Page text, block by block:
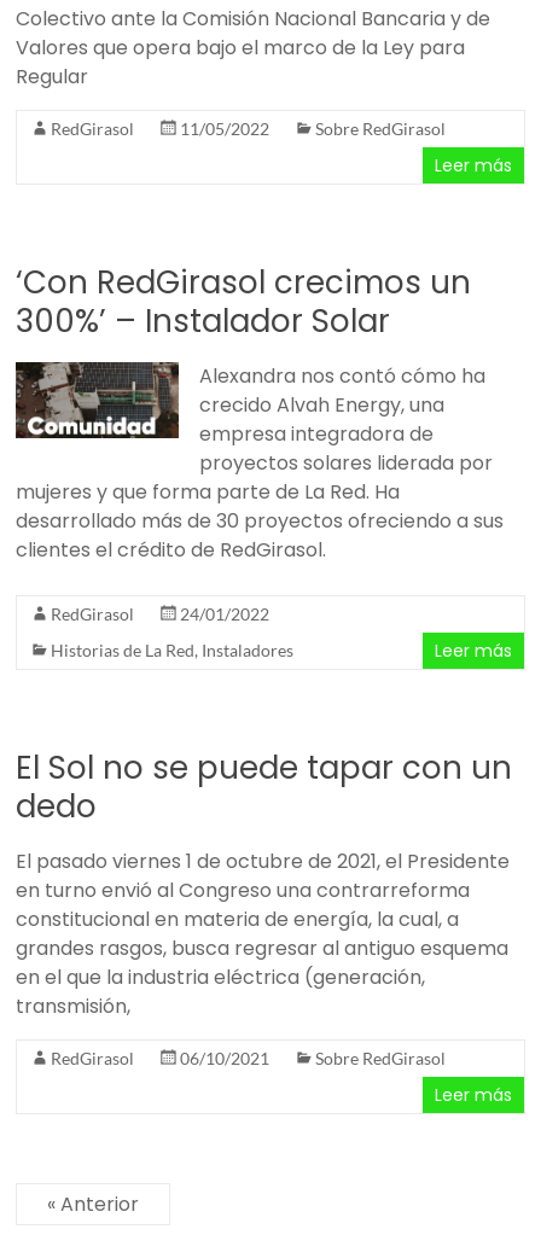
Colectivo ante la Comisión Nacional Bancaria y de
Valores que opera bajo el marco de la Ley para
Regular
RedGirasol 11/05/2022 Sobre RedGirasol
Leer más
‘Con RedGirasol crecimos un
300%’ – Instalador Solar
Alexandra nos contó cómo ha
crecido Alvah Energy, una
empresa integradora de
proyectos solares liderada por
mujeres y que forma parte de La Red. Ha
desarrollado más de 30 proyectos ofreciendo a sus
clientes el crédito de RedGirasol.
RedGirasol
24/01/2022
Historias de La Red, Instaladores Leer más
El Sol no se puede tapar con un
dedo
El pasado viernes 1 de octubre de 2021, el Presidente
en turno envió al Congreso una contrarreforma
constitucional en materia de energía, la cual, a
grandes rasgos, busca regresar al antiguo esquema
en el que la industria eléctrica (generación,
transmisión,
RedGirasol 06/10/2021 Sobre RedGirasol
Leer más
« Anterior